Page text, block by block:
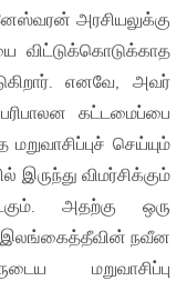
அரசியலுக்கு
விட்டுக்கொடுக்காத
எனவே, அவர்
கட்டமைப்பை
செய்யும்
விமர்சிக்கும்
அதற்கு ஒரு
இலங்கைத்தீவின் நவீன
மறுவாசிப்பு